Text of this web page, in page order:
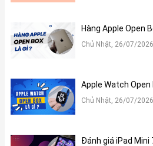
Hàng Apple Open
Chủ Nhật, 26/07/2026
Apple Watch Open
Chủ Nhật, 26/07/2026
Đánh giá iPad Mini